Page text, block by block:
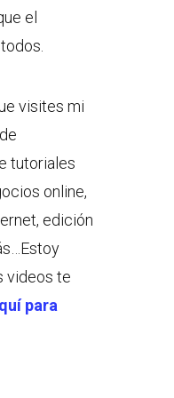
el
visites mi
tutoriales
online,
edición
videos te
para